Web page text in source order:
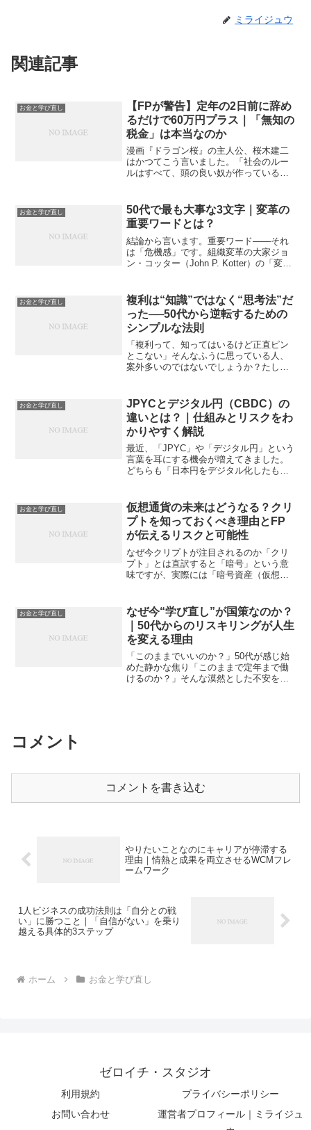
ミライジュウ
関連記事
お金と学び直し
【FPが警告】定年の2日前に辞め
るだけで60万円プラス｜「無知の
税金」は本当なのか
漫画『ドラゴン桜』の主人公、桜木建二
はかつてこう言いました。「社会のルー
ルはすべて、頭の良い奴が作っている。
に、都合の悪いことは分からないように
隠してある。……つまり、...
お金と学び直し
50代で最も大事な3文字｜変革の
重要ワードとは？
結論から言います。重要ワード――それ
は「危機感」です。組織変革の大家ジョ
ン・コッター（John P. Kotter）の「変革
ば、どんな改革も始まりません。そして
個人のキ...
お金と学び直し
複利は“知識”ではなく“思考法”だ
った──50代から逆転するための
シンプルな法則
「複利って、知ってはいるけど正直ピン
とこない」そんなふうに思っている人、
案外多いのではないでしょうか？たしか
教科書で見たことがある、あるいは聞い
たことがある、という人も...
お金と学び直し
JPYCとデジタル円（CBDC）の
違いとは？｜仕組みとリスクをわ
かりやすく解説
最近、「JPYC」や「デジタル円」という
言葉を耳にする機会が増えてきました。
どちらも「日本円をデジタル化したも
私自身も以前デジタル円（CBDC）につ
いて学んで記事を書い...
お金と学び直し
仮想通貨の未来はどうなる？クリ
プトを知っておくべき理由とFP
が伝えるリスクと可能性
なぜ今クリプトが注目されるのか「クリ
プト」とは直訳すると「暗号」という意
味ですが、実際には「暗号資産（仮想通
ップルなどの代表的な通貨がその中心に
あり、ブロックチェーンと...
お金と学び直し
なぜ今“学び直し”が国策なのか？
｜50代からのリスキリングが人生
を変える理由
「このままでいいのか？」50代が感じ始
めた静かな焦り「このままで定年まで働
けるのか？」そんな漠然とした不安を、
コメント
コメントを書き込む
やりたいことなのにキャリアが停滞する
理由｜情熱と成果を両立させるWCMフレ
ームワーク
1人ビジネスの成功法則は「自分との戦
い」に勝つこと｜「自信がない」を乗り
越える具体的3ステップ
ホーム お金と学び直し
ゼロイチ・スタジオ
利用規約
プライバシーポリシー
お問い合わせ
運営者プロフィール｜ミライジュ